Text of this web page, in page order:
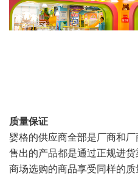
质量保证
婴格的供应商全部是厂商和
售出的产品都是通过正规进
商场选购的商品享受同样的质